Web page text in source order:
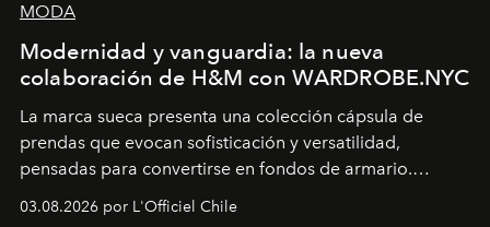
MODA
Modernidad y vanguardia: la nueva
colaboración de H&M con WARDROBE.NYC
La marca sueca presenta una colección cápsula de
prendas que evocan sofisticación y versatilidad,
pensadas para convertirse en fondos de armario.
Disponible en Chile desde el 6 de agosto.
03.08.2026 por L'Officiel Chile